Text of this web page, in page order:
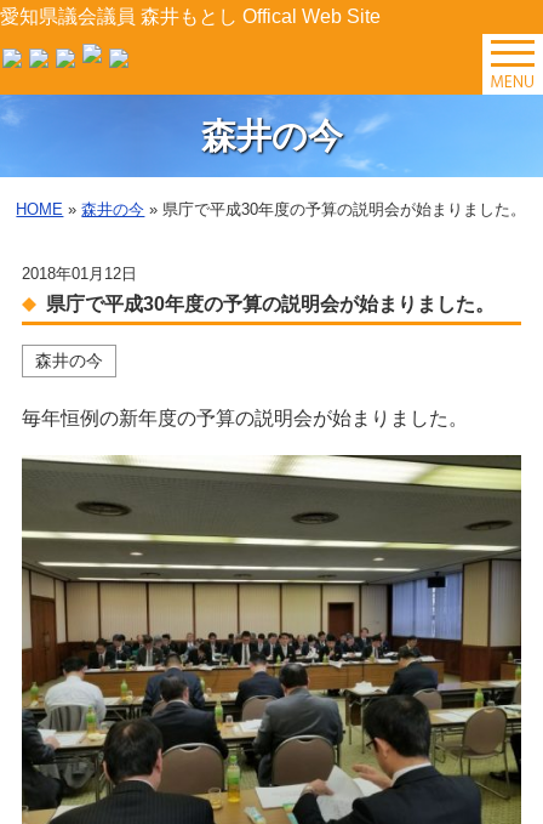
愛知県議会議員 森井もとし Offical Web Site
TOP
森井の今
プロフィール
森井の提案
県政レポート
森井の今
HOME »森井の今 » 県庁で平成30年度の予算の説明会が始まりました。
2018年01月12日
県庁で平成30年度の予算の説明会が始まりました。
森井の今
毎年恒例の新年度の予算の説明会が始まりました。